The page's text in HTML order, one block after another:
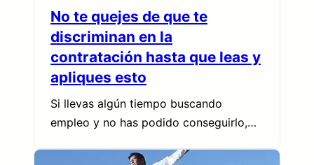
No te quejes de que te
discriminan en la
contratación hasta que leas y
apliques esto
Si llevas algún tiempo buscando
empleo y no has podido conseguirlo,…